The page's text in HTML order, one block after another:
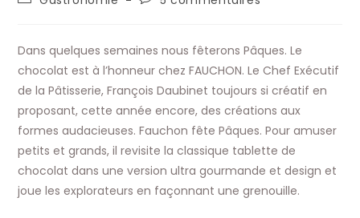
la
publication :
Dans quelques semaines nous fêterons Pâques. Le
chocolat est à l’honneur chez FAUCHON. Le Chef Exécutif
de la Pâtisserie, François Daubinet toujours si créatif en
proposant, cette année encore, des créations aux
formes audacieuses. Fauchon fête Pâques. Pour amuser
petits et grands, il revisite la classique tablette de
chocolat dans une version ultra gourmande et design et
joue les explorateurs en façonnant une grenouille.